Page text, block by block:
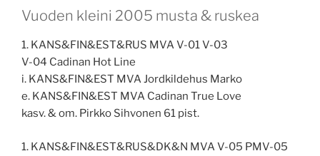
Vuoden kleini 2005 musta & ruskea
1. KANS&FIN&EST&RUS MVA V-01 V-03
V-04 Cadinan Hot Line
i. KANS&FIN&EST MVA Jordkildehus Marko
e. KANS&FIN&EST MVA Cadinan True Love
kasv. & om. Pirkko Sihvonen 61 pist.
1. KANS&FIN&EST&RUS&DK&N MVA V-05 PMV-05